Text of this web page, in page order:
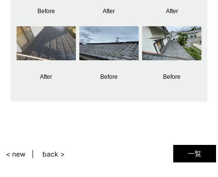
Before After After
After Before Before
一覧
< new back >